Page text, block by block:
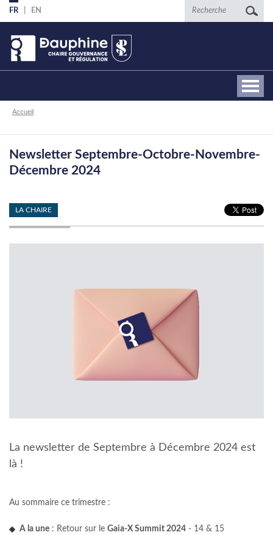
Aller
au
contenu
principal
FR EN Recherche
Fil
Accueil
Newsletter Septembre-Octobre-Novembre-
Décembre 2024
LA CHAIRE
La newsletter de Septembre à Décembre 2024 est
là !
Au sommaire ce trimestre :
A la une : Retour sur le Gaia-X Summit 2024 - 14 & 15